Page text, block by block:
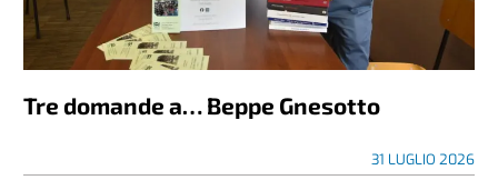
Tre domande a… Beppe Gnesotto
31 LUGLIO 2026